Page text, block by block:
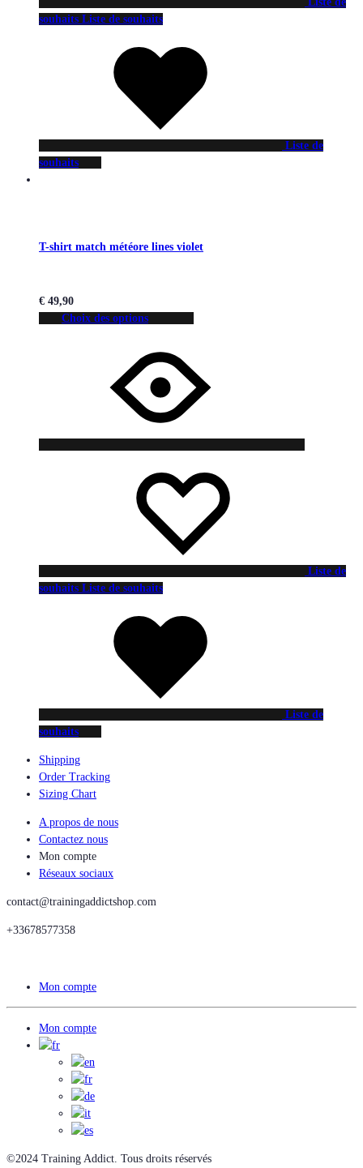
souhaits Liste de souhaits
Liste de
souhaits
T-shirt match météore lines violet
€ 49,90
Choix des options
Liste de
souhaits Liste de souhaits
Liste de
souhaits
Shipping
Order Tracking
Sizing Chart
A propos de nous
Contactez nous
Mon compte
Réseaux sociaux
contact@trainingaddictshop.com
+33678577358
Mon compte
Mon compte
©2024 Training Addict. Tous droits réservés